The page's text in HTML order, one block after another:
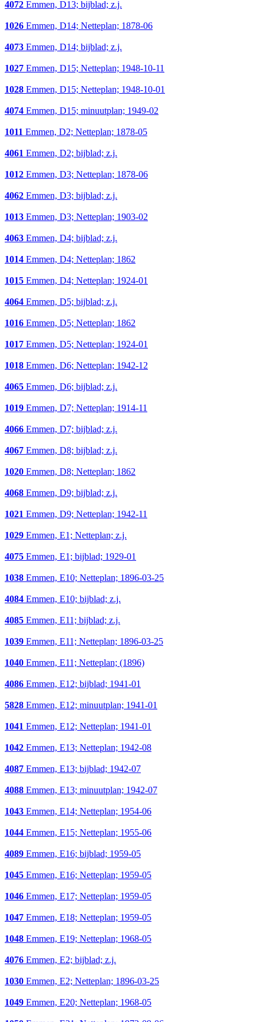
4072 Emmen, D13; bijblad; z.j.
1026 Emmen, D14; Netteplan; 1878-06
4073 Emmen, D14; bijblad; z.j.
1027 Emmen, D15; Netteplan; 1948-10-11
1028 Emmen, D15; Netteplan; 1948-10-01
4074 Emmen, D15; minuutplan; 1949-02
1011 Emmen, D2; Netteplan; 1878-05
4061 Emmen, D2; bijblad; z.j.
1012 Emmen, D3; Netteplan; 1878-06
4062 Emmen, D3; bijblad; z.j.
1013 Emmen, D3; Netteplan; 1903-02
4063 Emmen, D4; bijblad; z.j.
1014 Emmen, D4; Netteplan; 1862
1015 Emmen, D4; Netteplan; 1924-01
4064 Emmen, D5; bijblad; z.j.
1016 Emmen, D5; Netteplan; 1862
1017 Emmen, D5; Netteplan; 1924-01
1018 Emmen, D6; Netteplan; 1942-12
4065 Emmen, D6; bijblad; z.j.
1019 Emmen, D7; Netteplan; 1914-11
4066 Emmen, D7; bijblad; z.j.
4067 Emmen, D8; bijblad; z.j.
1020 Emmen, D8; Netteplan; 1862
4068 Emmen, D9; bijblad; z.j.
1021 Emmen, D9; Netteplan; 1942-11
1029 Emmen, E1; Netteplan; z.j.
4075 Emmen, E1; bijblad; 1929-01
1038 Emmen, E10; Netteplan; 1896-03-25
4084 Emmen, E10; bijblad; z.j.
4085 Emmen, E11; bijblad; z.j.
1039 Emmen, E11; Netteplan; 1896-03-25
1040 Emmen, E11; Netteplan; (1896)
4086 Emmen, E12; bijblad; 1941-01
5828 Emmen, E12; minuutplan; 1941-01
1041 Emmen, E12; Netteplan; 1941-01
1042 Emmen, E13; Netteplan; 1942-08
4087 Emmen, E13; bijblad; 1942-07
4088 Emmen, E13; minuutplan; 1942-07
1043 Emmen, E14; Netteplan; 1954-06
1044 Emmen, E15; Netteplan; 1955-06
4089 Emmen, E16; bijblad; 1959-05
1045 Emmen, E16; Netteplan; 1959-05
1046 Emmen, E17; Netteplan; 1959-05
1047 Emmen, E18; Netteplan; 1959-05
1048 Emmen, E19; Netteplan; 1968-05
4076 Emmen, E2; bijblad; z.j.
1030 Emmen, E2; Netteplan; 1896-03-25
1049 Emmen, E20; Netteplan; 1968-05